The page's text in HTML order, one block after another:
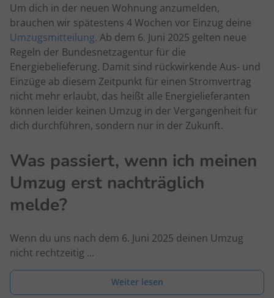
Um dich in der neuen Wohnung anzumelden,
brauchen wir spätestens 4 Wochen vor Einzug deine
Umzugsmitteilung. Ab dem 6. Juni 2025 gelten neue
Regeln der Bundesnetzagentur für die
Energiebelieferung. Damit sind rückwirkende Aus- und
Einzüge ab diesem Zeitpunkt für einen Stromvertrag
nicht mehr erlaubt, das heißt alle Energielieferanten
können leider keinen Umzug in der Vergangenheit für
dich durchführen, sondern nur in der Zukunft.
Was passiert, wenn ich meinen
Umzug erst nachträglich
melde?
Wenn du uns nach dem 6. Juni 2025 deinen Umzug
nicht rechtzeitig ...
Weiter lesen